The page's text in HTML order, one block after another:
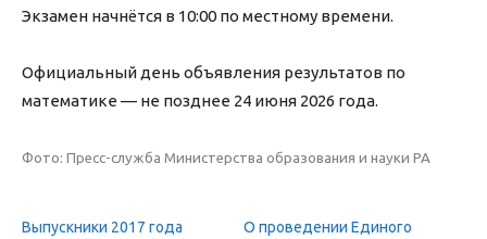
Экзамен начнётся в 10:00 по местному времени.
Официальный день объявления результатов по
математике — не позднее 24 июня 2026 года.
Фото: Пресс-служба Министерства образования и науки РА
Выпускники 2017 года
О проведении Единого